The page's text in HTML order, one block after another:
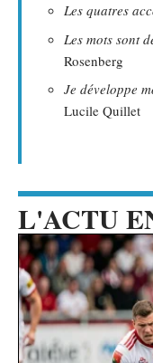
Les quatres
Les mots sont
Rosenberg
Je développe
Lucile Quillet
L'ACTU